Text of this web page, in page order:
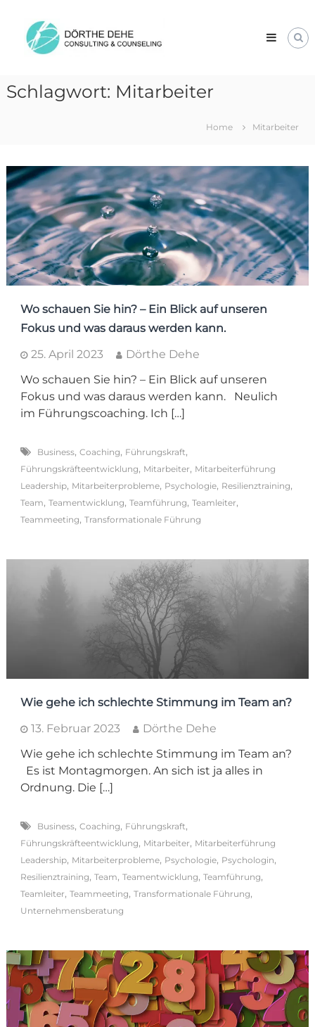
content
Dehe
Consulting
Schlagwort: Mitarbeiter
Home Mitarbeiter
Wo schauen Sie hin? – Ein Blick auf unseren
Fokus und was daraus werden kann.
25. April 2023
Dörthe Dehe
Wo schauen Sie hin? – Ein Blick auf unseren
Fokus und was daraus werden kann. Neulich
im Führungscoaching. Ich […]
Business, Coaching, Führungskraft,
Führungskräfteentwicklung, Mitarbeiter, Mitarbeiterführung
Leadership, Mitarbeiterprobleme, Psychologie, Resilienztraining,
Team, Teamentwicklung, Teamführung, Teamleiter,
Teammeeting, Transformationale Führung
Wie gehe ich schlechte Stimmung im Team an?
13. Februar 2023
Dörthe Dehe
Wie gehe ich schlechte Stimmung im Team an?
Es ist Montagmorgen. An sich ist ja alles in
Ordnung. Die […]
Business, Coaching, Führungskraft,
Führungskräfteentwicklung, Mitarbeiter, Mitarbeiterführung
Leadership, Mitarbeiterprobleme, Psychologie, Psychologin,
Resilienztraining, Team, Teamentwicklung, Teamführung,
Teamleiter, Teammeeting, Transformationale Führung,
Unternehmensberatung